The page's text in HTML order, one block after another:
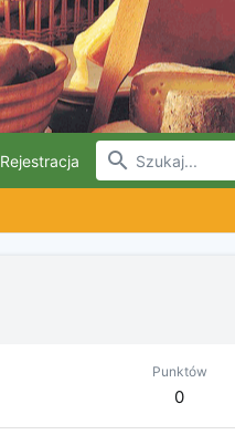
Rejestracja
Punktów
0